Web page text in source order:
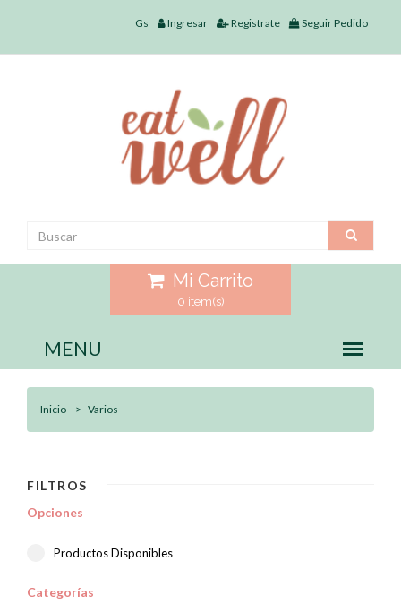
Gs Ingresar Registrate Seguir Pedido
Mi Carrito
0 item(s)
Inicio Varios
FILTROS
Opciones
Productos Disponibles
Categorías